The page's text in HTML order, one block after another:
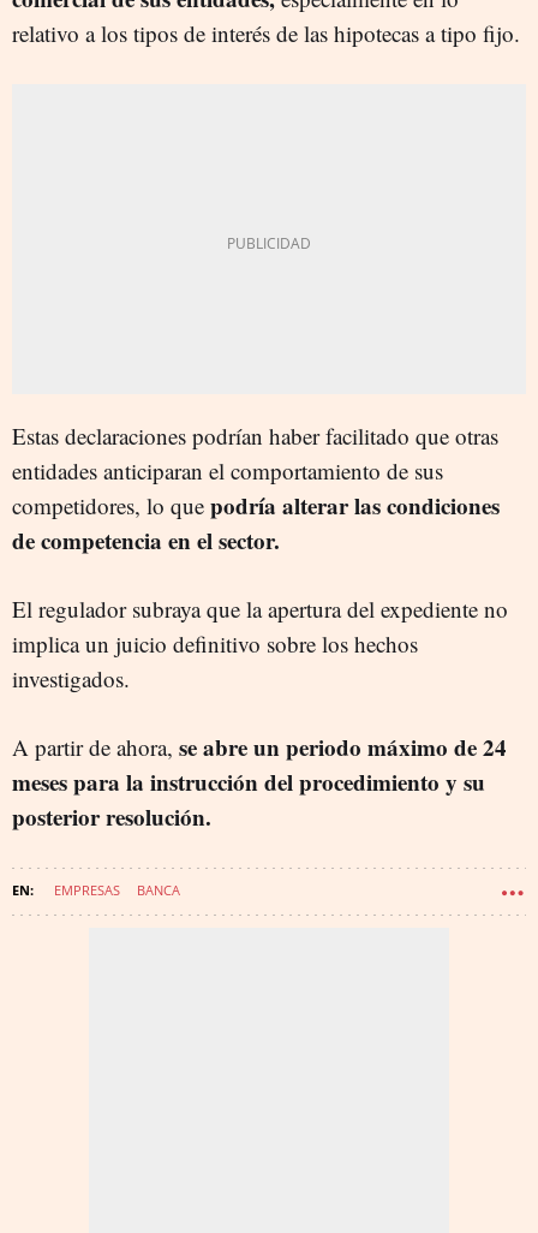
relativo a los tipos de interés de las hipotecas a tipo fijo.
Estas declaraciones podrían haber facilitado que otras
entidades anticiparan el comportamiento de sus
competidores, lo que podría alterar las condiciones
de competencia en el sector.
El regulador subraya que la apertura del expediente no
implica un juicio definitivo sobre los hechos
investigados.
A partir de ahora, se abre un periodo máximo de 24
meses para la instrucción del procedimiento y su
posterior resolución.
EMPRESAS BANCA